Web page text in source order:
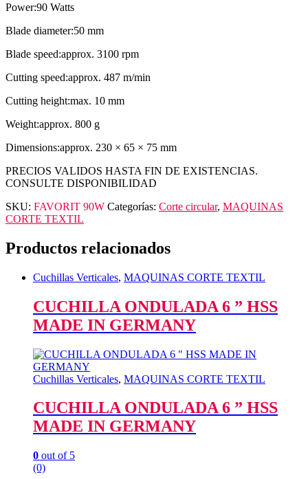
Power:90 Watts
Blade diameter:50 mm
Blade speed:approx. 3100 rpm
Cutting speed:approx. 487 m/min
Cutting height:max. 10 mm
Weight:approx. 800 g
Dimensions:approx. 230 × 65 × 75 mm
PRECIOS VALIDOS HASTA FIN DE EXISTENCIAS.
CONSULTE DISPONIBILIDAD
SKU: FAVORIT 90W Categorías: Corte circular, MAQUINAS
CORTE TEXTIL
Productos relacionados
Cuchillas Verticales, MAQUINAS CORTE TEXTIL
CUCHILLA ONDULADA 6 ” HSS
MADE IN GERMANY
Cuchillas Verticales, MAQUINAS CORTE TEXTIL
CUCHILLA ONDULADA 6 ” HSS
MADE IN GERMANY
0 out of 5
(0)